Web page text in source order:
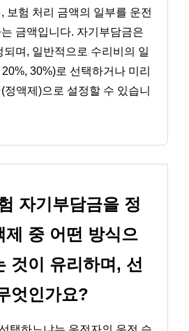
보험 처리 금액의 일부를 운전
금액입니다. 자기부담금은
되며, 일반적으로 수리비의 일
30%)로 선택하거나 미리
정액제)으로 설정할 수 있습니
자기부담금을 정
제 중 어떤 방식으
것이 유리하며, 선
엇인가요?